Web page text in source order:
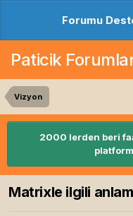
Forumu
Paticik
Vizyon
2000 lerden beri
Matrixle ilgili